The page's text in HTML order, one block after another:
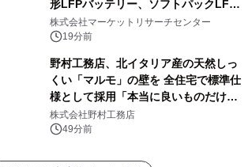
形LFPバッテリー、ソフトパックLFP
バッテリー、円筒形LFPバッテリ
ー）・分析レポートを発表
株式会社マーケットリサーチセンター
19分前
野村工務店、北イタリア産の天然しっ
くい「マルモ」の壁を 全住宅で標準仕
様として採用「本当に良いものだけに
こだわる」
株式会社野村工務店
49分前